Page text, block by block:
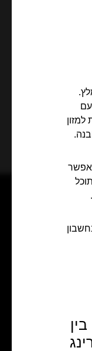
למזון